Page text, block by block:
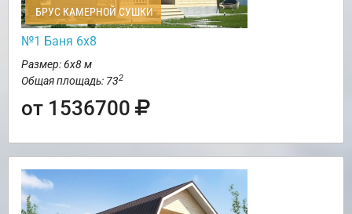
БРУС КАМЕРНОЙ СУШКИ
№1 Баня 6х8
Размер: 6х8 м
Общая площадь: 732
от 1536700